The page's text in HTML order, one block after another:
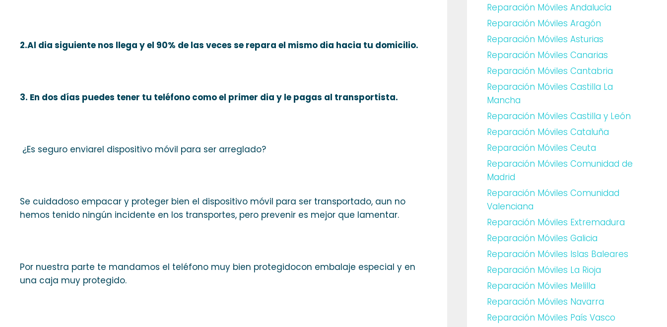
2.Al dia siguiente nos llega y el 90% de las veces se repara el mismo dia hacia tu domicilio.
3. En dos días puedes tener tu teléfono como el primer dia y le pagas al transportista.
¿Es seguro enviarel dispositivo móvil para ser arreglado?
Se cuidadoso empacar y proteger bien el dispositivo móvil para ser transportado, aun no
hemos tenido ningún incidente en los transportes, pero prevenir es mejor que lamentar.
Por nuestra parte te mandamos el teléfono muy bien protegidocon embalaje especial y en
una caja muy protegido.
Reparación Móviles Andalucía
Reparación Móviles Aragón
Reparación Móviles Asturias
Reparación Móviles Canarias
Reparación Móviles Cantabria
Reparación Móviles Castilla La
Mancha
Reparación Móviles Castilla y León
Reparación Móviles Cataluña
Reparación Móviles Ceuta
Reparación Móviles Comunidad de
Madrid
Reparación Móviles Comunidad
Valenciana
Reparación Móviles Extremadura
Reparación Móviles Galicia
Reparación Móviles Islas Baleares
Reparación Móviles La Rioja
Reparación Móviles Melilla
Reparación Móviles Navarra
Reparación Móviles País Vasco